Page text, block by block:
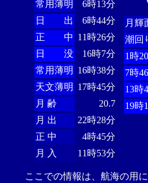
常用薄明
6時13分
日 出
6時44分
正 中 11時26分
日 没
16時7分
常用薄明 16時38分
天文薄明 17時45分
月 齢
20.7
月 出
22時28分
正 中
4時45分
月 入
11時53分
月輝
潮回
1時
7時
13時
19時
ここでの情報は、航海の用